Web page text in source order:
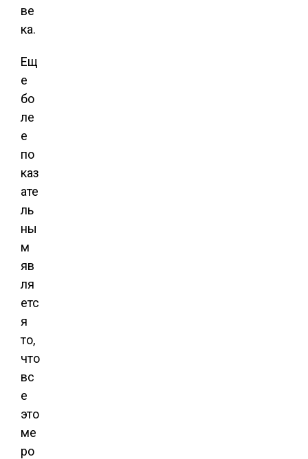
ве
ка.
Ещ
е
бо
ле
е
по
каз
ате
ль
ны
м
яв
ля
етс
я
то,
что
вс
е
это
ме
ро